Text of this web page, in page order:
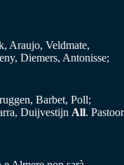
Araujo, Veldmate,
Diemers, Antonisse;
Barbet, Poll;
Duijvestijn All. Pastoor